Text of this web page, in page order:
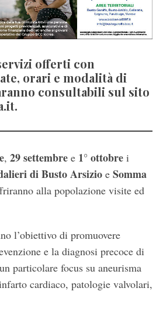
offerti con
orari e modalità di
consultabili sul sito
, 29 settembree 1° ottobrei
di Busto Arsizioe Somma
alla popolazione visite ed
l’obiettivo di promuovere
e la diagnosi precoce di
particolare focus su aneurisma
cardiaco, patologie valvolari,